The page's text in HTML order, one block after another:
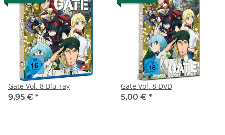
Gate Vol. 8 Blu-ray
9,95 € *
Gate Vol. 8 DVD
5,00 € *